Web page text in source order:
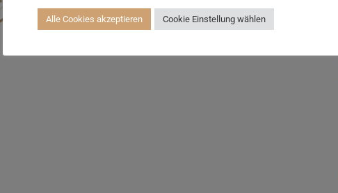
Alle Cookies akzeptieren Cookie Einstellung wählen